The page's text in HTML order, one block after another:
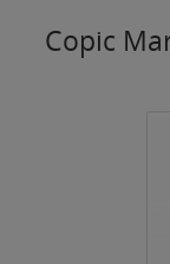
Copic